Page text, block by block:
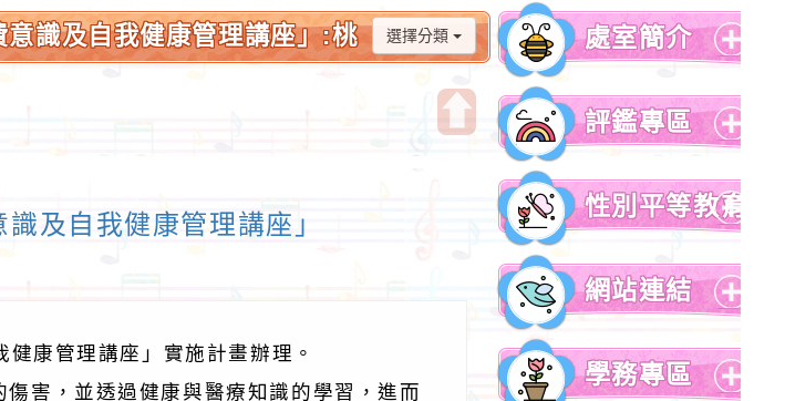
選擇分類
識及自我健康管理講座」:桃
及自我健康管理講座」
康管理講座」實施計畫辦理。
害，並透過健康與醫療知識的學習，進而
處室簡介
展
開
選
單
評鑑專區
展
開
選
單
性別平等教育
展
開
選
單
網站連結
展
開
選
學務專區